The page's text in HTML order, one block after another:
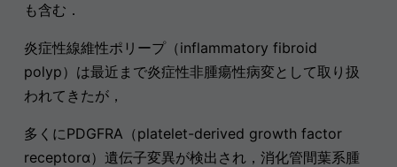
も含む．
炎症性線維性ポリープ（inflammatory fibroid
polyp）は最近まで炎症性非腫瘍性病変として取り扱
われてきたが，
多くにPDGFRA（platelet-derived growth factor
receptorα）遺伝子変異が検出され，消化管間葉系腫